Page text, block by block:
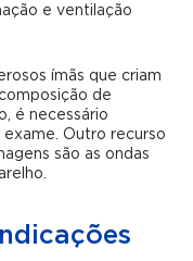
e ventilação
ímãs que criam
de
é necessário
Outro recurso
são as ondas